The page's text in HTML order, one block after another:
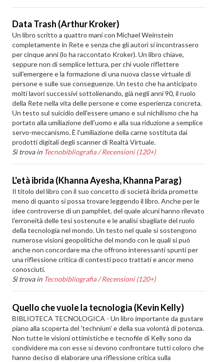
Data Trash (Arthur Kroker)
Un libro scritto a quattro mani con Michael Weinstein
completamente in Rete e senza che gli autori si incontrassero
per cinque anni (lo ha raccontato Kroker). Un libro chiave,
seppure non di semplice lettura, per chi vuole riflettere
sull'emergere e la formazione di una nuova classe virtuale di
persone e sulle sue conseguenze. Un testo che ha anticipato
molti lavori successivi sottolienando, già negli anni 90, il ruolo
della Rete nella vita delle persone e come esperienza concreta.
Un testo sul suicidio dell'essere umano e sul nichilismo che ha
portato alla umiliazione dell'uomo e alla sua riduzione a semplice
servo-meccanismo. È l'umiliazione della carne sostituta dai
prodotti digitali degli scanner di Realtà Virtuale.
Si trova in Tecnobibliografia /Recensioni (120+)
L'età ibrida (Khanna Ayesha, Khanna Parag)
Il titolo del libro con il suo concetto di società ibrida promette
meno di quanto si possa trovare leggendo il libro. Anche per le
idee controverse di un pamphlet, del quale alcuni hanno rilevato
l'erroneità delle tesi sostenute e le analisi sbagliate del ruolo
della tecnologia nel mondo. Un testo nel quale si sostengono
numerose visioni geopolitiche del mondo con le quali si può
anche non concordare ma che offrono interessanti spunti per
una riflessione critica di contesti poco trattati e ancor meno
conosciuti.
Si trova in Tecnobibliografia /Recensioni (120+)
Quello che vuole la tecnologia (Kevin Kelly)
BIBLIOTECA TECNOLOGICA - Un libro importante da gustare
piano alla scoperta del 'technium' e della sua volontà di potenza.
Non tutte le visioni ottimistiche e tecnofile di Kelly sono da
condividere ma con esse si devono confrontare tutti coloro che
hanno deciso di elaborare una riflessione critica sulla